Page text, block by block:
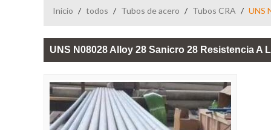
Inicio / todos / Tubos de acero / Tubos CRA / UNS
UNS N08028 Alloy 28 Sanicro 28 Resistencia A